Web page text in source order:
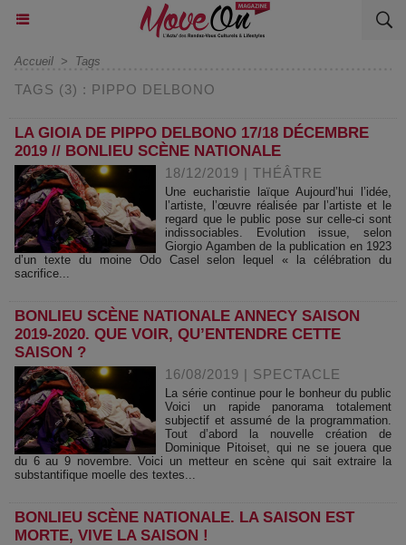
Accueil > Tags
TAGS (3) : PIPPO DELBONO
LA GIOIA DE PIPPO DELBONO 17/18 DÉCEMBRE
2019 // BONLIEU SCÈNE NATIONALE
18/12/2019 |THÉÂTRE
Une eucharistie laïque Aujourd’hui l’idée,
l’artiste, l’œuvre réalisée par l’artiste et le
regard que le public pose sur celle-ci sont
indissociables. Evolution issue, selon
Giorgio Agamben de la publication en 1923
d’un texte du moine Odo Casel selon lequel « la célébration du
sacrifice...
BONLIEU SCÈNE NATIONALE ANNECY SAISON
2019-2020. QUE VOIR, QU’ENTENDRE CETTE
SAISON ?
16/08/2019 | SPECTACLE
La série continue pour le bonheur du public
Voici un rapide panorama totalement
subjectif et assumé de la programmation.
Tout d’abord la nouvelle création de
Dominique Pitoiset, qui ne se jouera que
du 6 au 9 novembre. Voici un metteur en scène qui sait extraire la
substantifique moelle des textes...
BONLIEU SCÈNE NATIONALE. LA SAISON EST
MORTE, VIVE LA SAISON !